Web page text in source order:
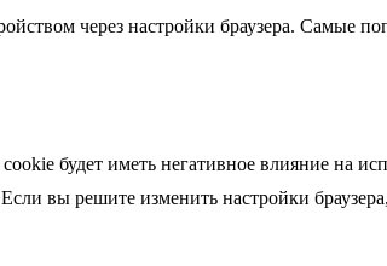
через настройки браузера. Самые
будет иметь негативное влияние на
вы решите изменить настройки